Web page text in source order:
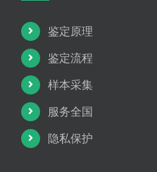
鉴定原理
鉴定流程
样本采集
服务全国
隐私保护